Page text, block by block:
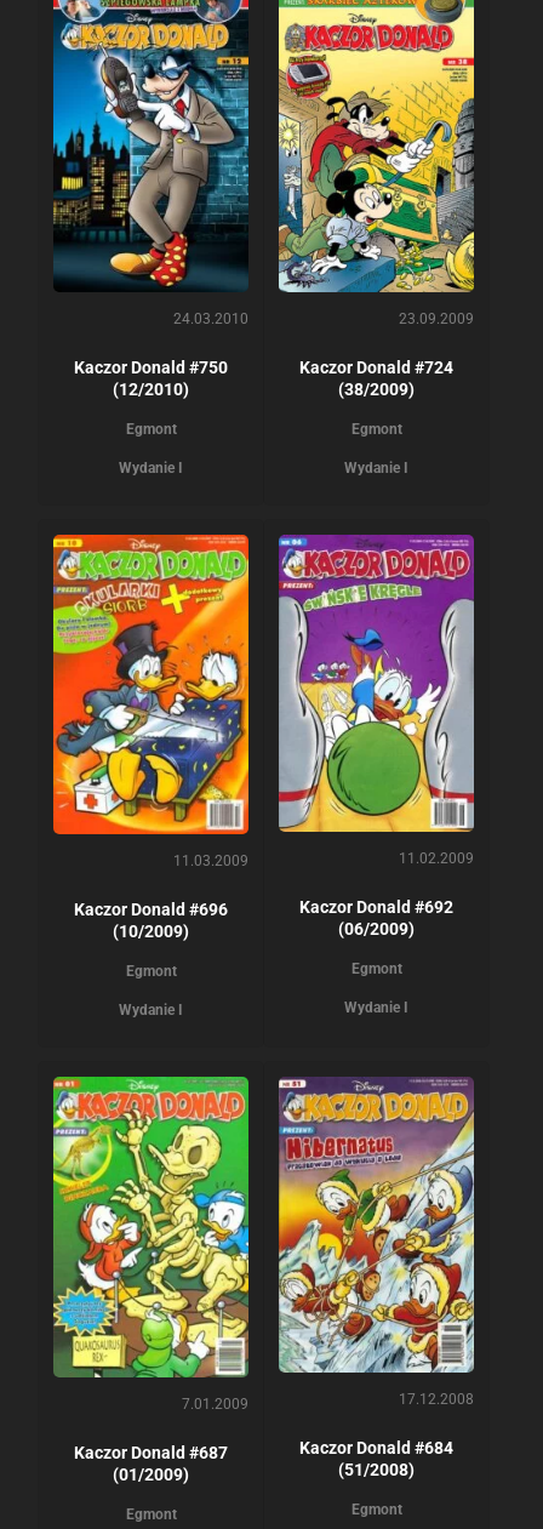
24.03.2010
Kaczor Donald #750
(12/2010)
Egmont
Wydanie I
23.09.2009
Kaczor Donald #724
(38/2009)
Egmont
Wydanie I
11.03.2009
Kaczor Donald #696
(10/2009)
Egmont
Wydanie I
11.02.2009
Kaczor Donald #692
(06/2009)
Egmont
Wydanie I
7.01.2009
Kaczor Donald #687
(01/2009)
Egmont
17.12.2008
Kaczor Donald #684
(51/2008)
Egmont